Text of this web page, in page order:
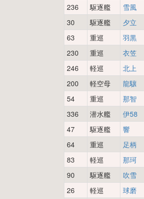
236
駆逐艦 雪風
30
駆逐艦 夕立
63
重巡 羽黒
230
重巡 衣笠
246
軽巡 北上
200
軽空母 龍驤
54
重巡 那智
336
潜水艦 伊58
47
駆逐艦 響
64
重巡 足柄
83
軽巡 那珂
90
駆逐艦 吹雪
26
軽巡 球磨